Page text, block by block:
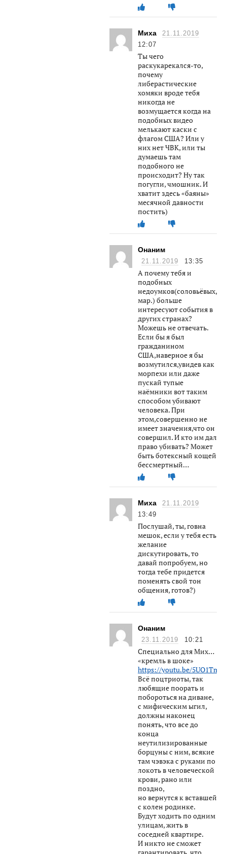
Миха
21.11.2019
12:07
Ты чего
раскукарекался-то,
почему
либерастические
хомяки вроде тебя
никогда не
возмущается когда на
подобных видео
мелькают каски с
флагом США? Или у
них нет ЧВК, или ты
думаешь там
подобного не
происходит? Ну так
погугли, чмошник. И
хватит здесь «баяны»
месячной давности
постить)
Онаним
21.11.2019 13:35
А почему тебя и
подобных
мар.) больше
интересуют события в
других странах?
Можешь не отвечать.
Если бы я был
гражданином
США,наверное я бы
возмутился,увидев как
морпехи или даже
пускай тупые
наёмники вот таким
способом убивают
человека. При
этом,совершенно не
имеет значения,что он
совершил. И кто им дал
право убивать? Может
быть ботексный кощей
бессмертный…
Миха
21.11.2019
13:49
Послушай, ты, говна
мешок, если у тебя есть
желание
дискутировать, то
давай попробуем, но
тогда тебе придется
поменять свой тон
общения, готов?)
Онаним
23.11.2019 10:21
Специально для Мих…
«кремль в шоке»
https://youtu.be/
Всё поцтриоты, так
любящие поорать и
побороться на диване,
с мифическим ыгил,
должны наконец
понять, что все до
конца
неутилизированные
борцуны с ним, всякие
там чэвэка с руками по
локоть в человеческой
крови, рано или
поздно,
но вернутся к вставшей
с колен родинке.
Будут ходить по одним
улицам, жить в
соседней квартире.
И никто не сможет
гарантировать, что